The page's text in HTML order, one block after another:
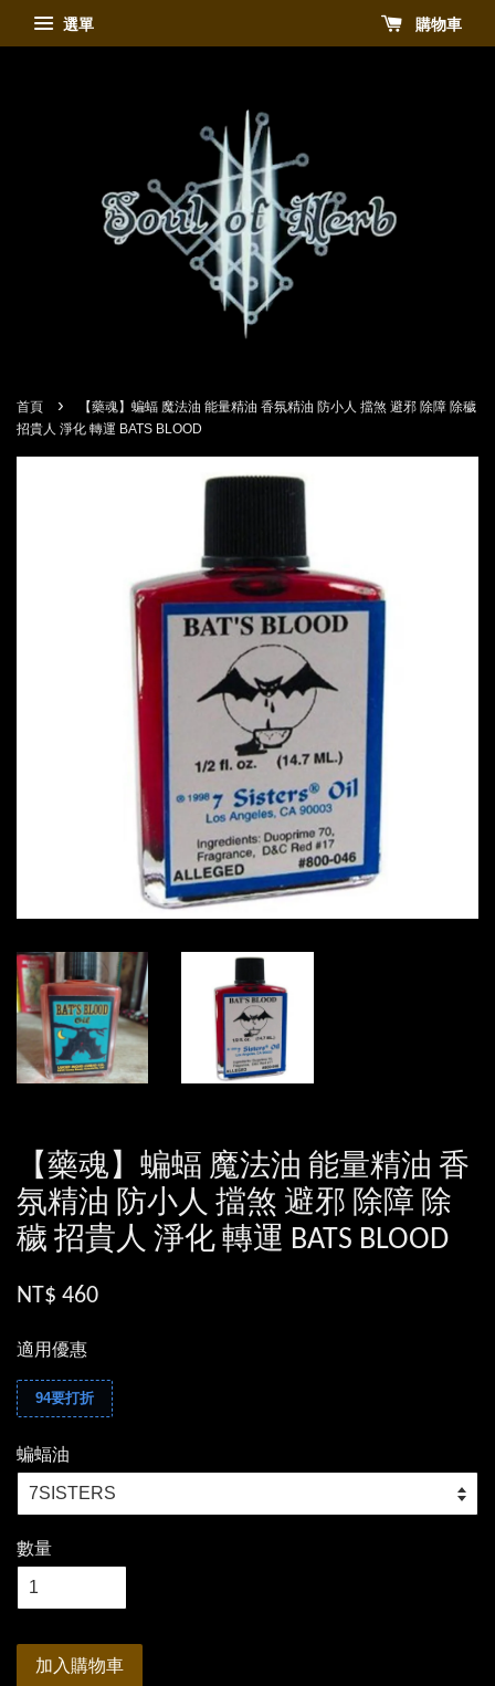
選單 購物車
首頁 ›
【藥魂】蝙蝠 魔法油 能量精油 香氛精油 防小人 擋煞 避邪 除障 除穢
招貴人 淨化 轉運 BATS BLOOD
【藥魂】蝙蝠 魔法油 能量精油 香
氛精油 防小人 擋煞 避邪 除障 除
穢 招貴人 淨化 轉運 BATS BLOOD
NT$ 460
適用優惠
94要打折
蝙蝠油
數量
加入購物車